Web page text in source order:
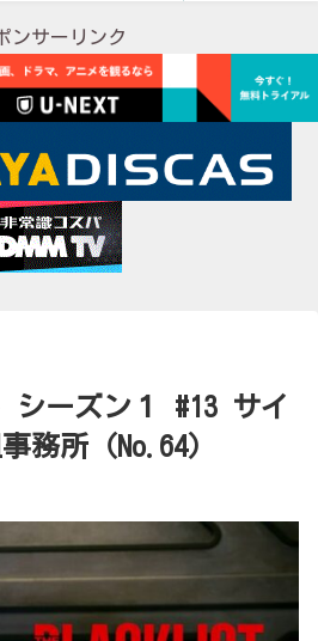
ンサーリンク
シーズン１ #13 サイ
務所（No.64）